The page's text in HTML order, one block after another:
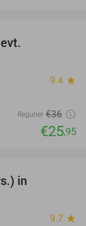
9.4 star
Regulier €36
€25,95
in
9.7 star